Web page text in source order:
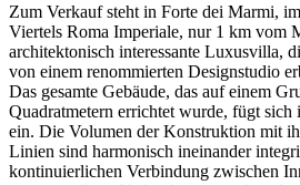
Zum Verkauf steht in Forte dei Marmi,
Viertels Roma Imperiale, nur 1 km vom
architektonisch interessante Luxusvilla,
von einem renommierten Designstudio
Das gesamte Gebäude, das auf einem
Quadratmetern errichtet wurde, fügt sich
ein. Die Volumen der Konstruktion mit
Linien sind harmonisch ineinander
kontinuierlichen Verbindung zwischen